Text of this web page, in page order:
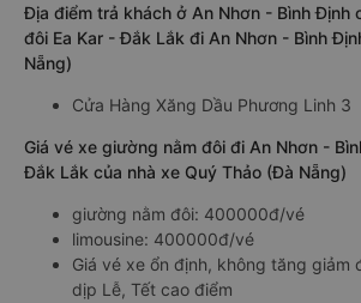
Địa điểm trả khách ở An Nhơn - Bình Định
đôi Ea Kar - Đắk Lắk đi An Nhơn - Bình
Nẵng)
Cửa Hàng Xăng Dầu Phương Linh 3
Giá vé xe giường nằm đôi đi An Nhơn -
Đắk Lắk của nhà xe Quý Thảo (Đà Nẵng)
giường nằm đôi: 400000đ/vé
limousine: 400000đ/vé
Giá vé xe ổn định, không tăng giảm
dịp Lễ, Tết cao điểm